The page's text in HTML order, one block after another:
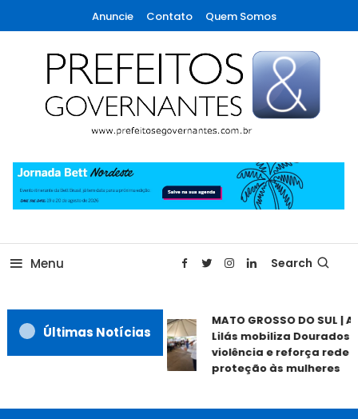
To
Content
Anuncie Contato Quem Somos
Prefeitos & Governantes
Menu Search
Últimas Notícias
MATO GROSSO DO SUL |
Lilás mobiliza Dourados
violência e reforça rede
proteção às mulheres